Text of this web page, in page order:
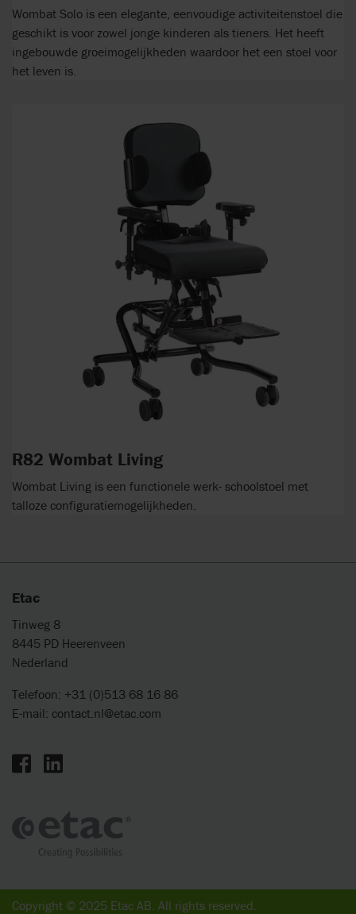
Wombat Solo is een elegante, eenvoudige activiteitenstoel die
geschikt is voor zowel jonge kinderen als tieners. Het heeft
ingebouwde groeimogelijkheden waardoor het een stoel voor
het leven is.
R82 Wombat Living
Wombat Living is een functionele werk- schoolstoel met
talloze configuratiemogelijkheden.
Etac
Tinweg 8
8445 PD Heerenveen
Nederland
Telefoon: +31 (0)513 68 16 86
E-mail: contact.nl@etac.com
Copyright © 2025 Etac AB. All rights reserved.